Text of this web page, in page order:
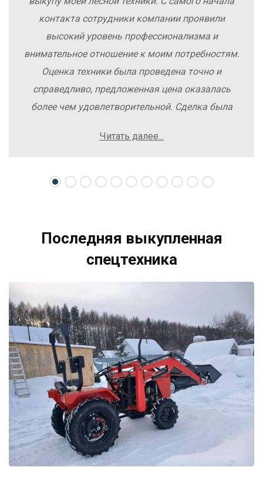
контакта сотрудники компании проявили
высокий уровень профессионализма и
внимательное отношение к моим потребностям.
Оценка техники была проведена точно и
справедливо, предложенная цена оказалась
более чем удовлетворительной. Сделка была
осложнений. Рекомендую компанию Excavator
свою спецтехнику.
Читать далее...
Последняя выкупленная
спецтехника